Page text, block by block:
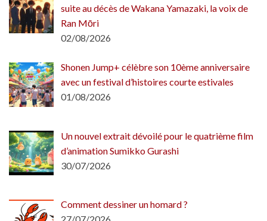
suite au décès de Wakana Yamazaki, la voix de
Ran Mōri
02/08/2026
Shonen Jump+ célèbre son 10ème anniversaire
avec un festival d’histoires courte estivales
01/08/2026
Un nouvel extrait dévoilé pour le quatrième film
d’animation Sumikko Gurashi
30/07/2026
Comment dessiner un homard ?